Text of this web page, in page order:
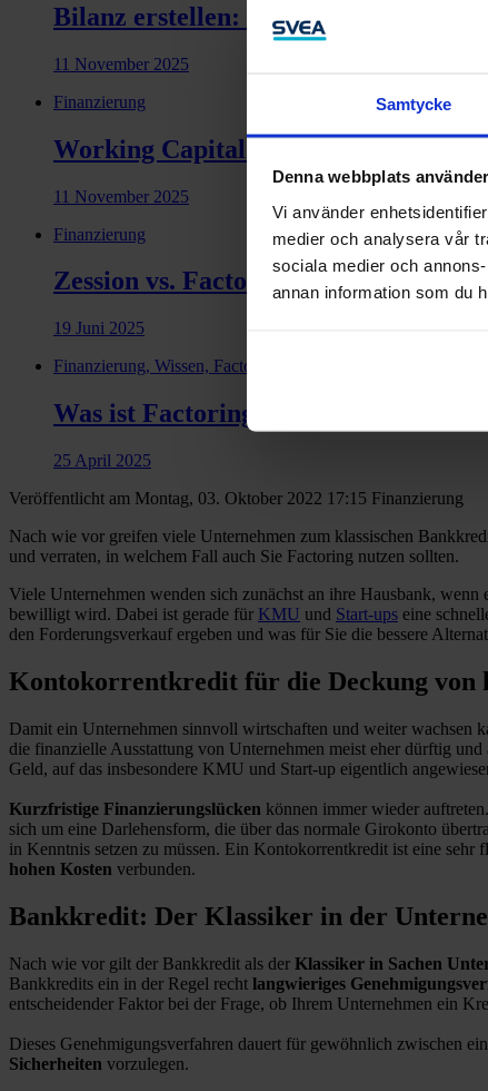
Samtycke
Denna webbplats
Vi använder
medier och analysera vår
sociala medier och
annan information som du
Bilanz erstellen: Wie geht das?
11 November 2025
Finanzierung
Working Capital Optimierung mit
11 November 2025
Finanzierung
Zession vs. Factoring: Was sind die
19 Juni 2025
Finanzierung, Wissen, Factoring
Was ist Factoring? Definition und
25 April 2025
Veröffentlicht am Montag, 03. Oktober 2022 17:15 Finanzierung
Nach wie vor greifen viele Unternehmen zum klassischen
und verraten, in welchem Fall auch Sie Factoring nutzen sollten.
Viele Unternehmen wenden sich zunächst an ihre Hausbank,
bewilligt wird. Dabei ist gerade für KMU und Start-ups eine
den Forderungsverkauf ergeben und was für Sie die bessere
Kontokorrentkredit für die Deckung
Damit ein Unternehmen sinnvoll wirtschaften und weiter wachsen
die finanzielle Ausstattung von Unternehmen meist eher dürftig
Geld, auf das insbesondere KMU und Start-up eigentlich
Kurzfristige Finanzierungslücken können immer wieder
sich um eine Darlehensform, die über das normale Girokonto
in Kenntnis setzen zu müssen. Ein Kontokorrentkredit ist eine
hohen Kosten verbunden.
Bankkredit: Der Klassiker in der
Nach wie vor gilt der Bankkredit als der Klassiker in Sachen
Bankkredits ein in der Regel recht langwieriges
entscheidender Faktor bei der Frage, ob Ihrem Unternehmen ein
Dieses Genehmigungsverfahren dauert für gewöhnlich zwischen
Sicherheiten vorzulegen.